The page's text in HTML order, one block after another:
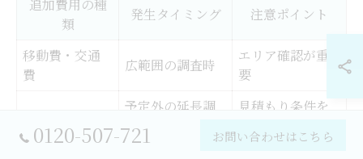
追加費用の種
類
発生タイミング 注意ポイント
移動費・交通
費
広範囲の調査時
エリア確認が重
要
予定外の延長調
査時
見積もり条件を
0120-507-721 お問い合わせはこちら